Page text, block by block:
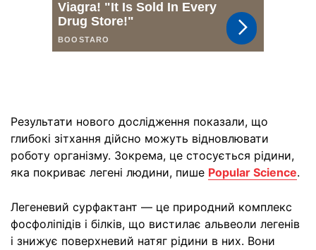
Результати нового дослідження показали, що
глибокі зітхання дійсно можуть відновлювати
роботу організму. Зокрема, це стосується рідини,
яка покриває легені людини, пише Popular Science.
Легеневий сурфактант — це природний комплекс
фосфоліпідів і білків, що вистилає альвеоли легенів
і знижує поверхневий натяг рідини в них. Вони